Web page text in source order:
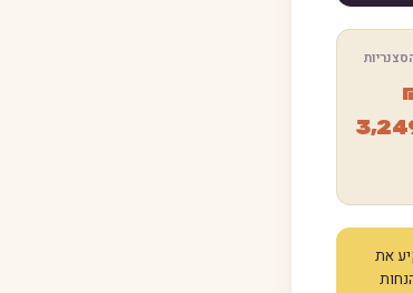
ומשקיע את